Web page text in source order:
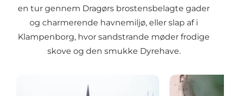
en tur gennem Dragørs brostensbelagte gader
og charmerende havnemiljø, eller slap af i
Klampenborg, hvor sandstrande møder frodige
skove og den smukke Dyrehave.
Velkommen